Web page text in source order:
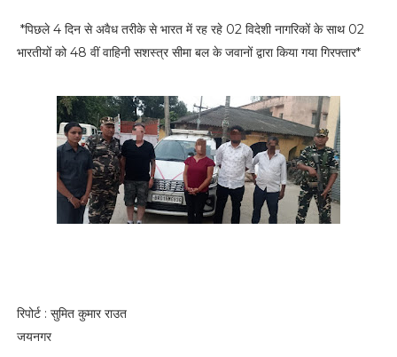
*पिछले 4 दिन से अवैध तरीके से भारत में रह रहे 02 विदेशी नागरिकों के साथ 02
भारतीयों को 48 वीं वाहिनी सशस्त्र सीमा बल के जवानों द्वारा किया गया गिरफ्तार*
रिपोर्ट : सुमित कुमार राउत
जयनगर